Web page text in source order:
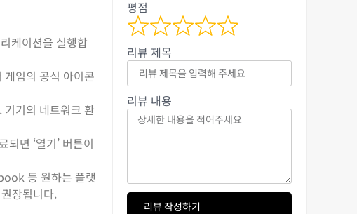
케이션을 실행합
임의 공식 아이콘
기기의 네트워크 환
면 ‘열기’ 버튼이
등 원하는 플랫
장됩니다.
평점
리뷰 제목
리뷰 내용
리뷰 작성하기